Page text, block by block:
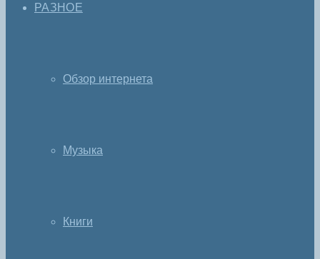
РАЗНОЕ
Обзор интернета
Музыка
Книги